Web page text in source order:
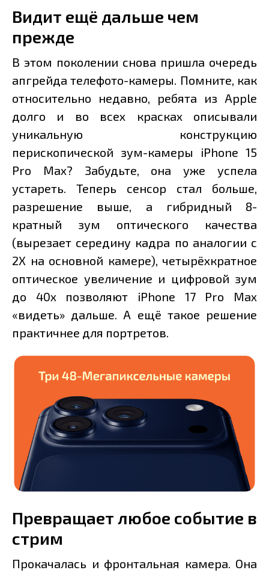
Видит ещё дальше чем
прежде
В этом поколении снова пришла очередь
апгрейда телефото-камеры. Помните, как
относительно недавно, ребята из Apple
долго и во всех красках описывали
уникальную конструкцию
перископической зум-камеры iPhone 15
Pro Max? Забудьте, она уже успела
устареть. Теперь сенсор стал больше,
разрешение выше, а гибридный 8-
кратный зум оптического качества
(вырезает середину кадра по аналогии с
2Х на основной камере), четырёхкратное
оптическое увеличение и цифровой зум
до 40х позволяют iPhone 17 Pro Max
«видеть» дальше. А ещё такое решение
практичнее для портретов.
Превращает любое событие в
стрим
Прокачалась и фронтальная камера. Она